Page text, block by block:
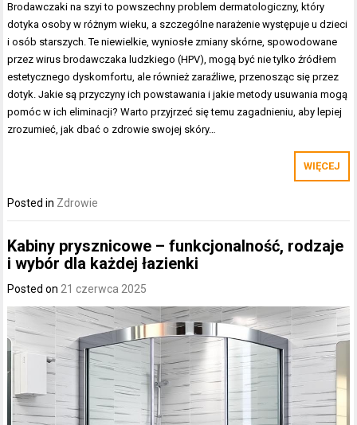
Brodawczaki na szyi to powszechny problem dermatologiczny, który
dotyka osoby w różnym wieku, a szczególne narażenie występuje u dzieci
i osób starszych. Te niewielkie, wyniosłe zmiany skórne, spowodowane
przez wirus brodawczaka ludzkiego (HPV), mogą być nie tylko źródłem
estetycznego dyskomfortu, ale również zaraźliwe, przenosząc się przez
dotyk. Jakie są przyczyny ich powstawania i jakie metody usuwania mogą
pomóc w ich eliminacji? Warto przyjrzeć się temu zagadnieniu, aby lepiej
zrozumieć, jak dbać o zdrowie swojej skóry…
WIĘCEJ
Posted in Zdrowie
Kabiny prysznicowe – funkcjonalność, rodzaje
i wybór dla każdej łazienki
Posted on 21 czerwca 2025